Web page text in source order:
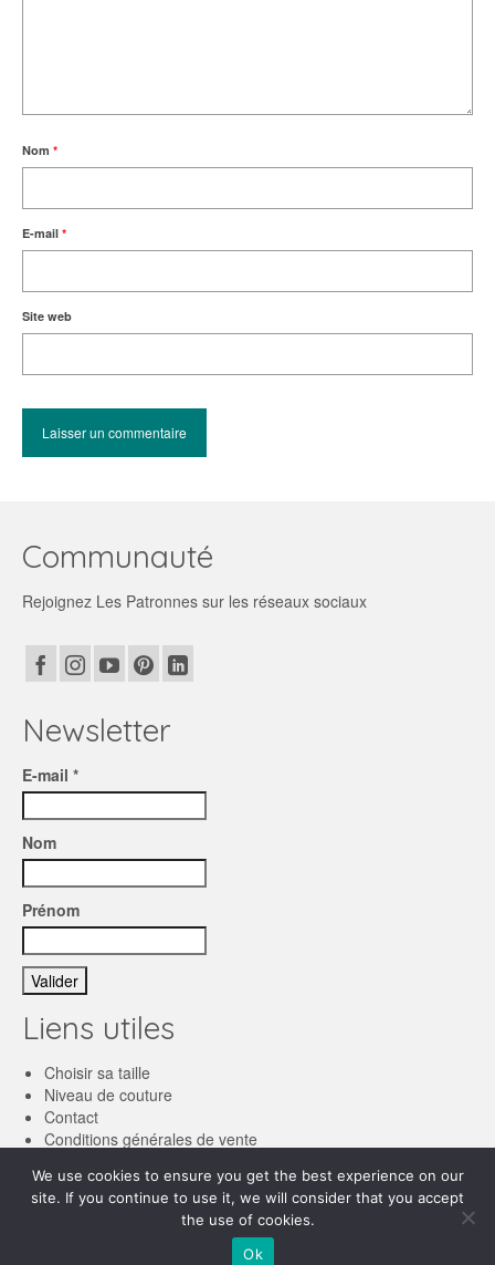
Nom *
E-mail *
Site web
Communauté
Rejoignez Les Patronnes sur les réseaux sociaux
Newsletter
E-mail *
Nom
Prénom
Liens utiles
Choisir sa taille
Niveau de couture
Contact
Conditions générales de vente
We use cookies to ensure you get the best experience on our
site. If you continue to use it, we will consider that you accept
the use of cookies.
Ok